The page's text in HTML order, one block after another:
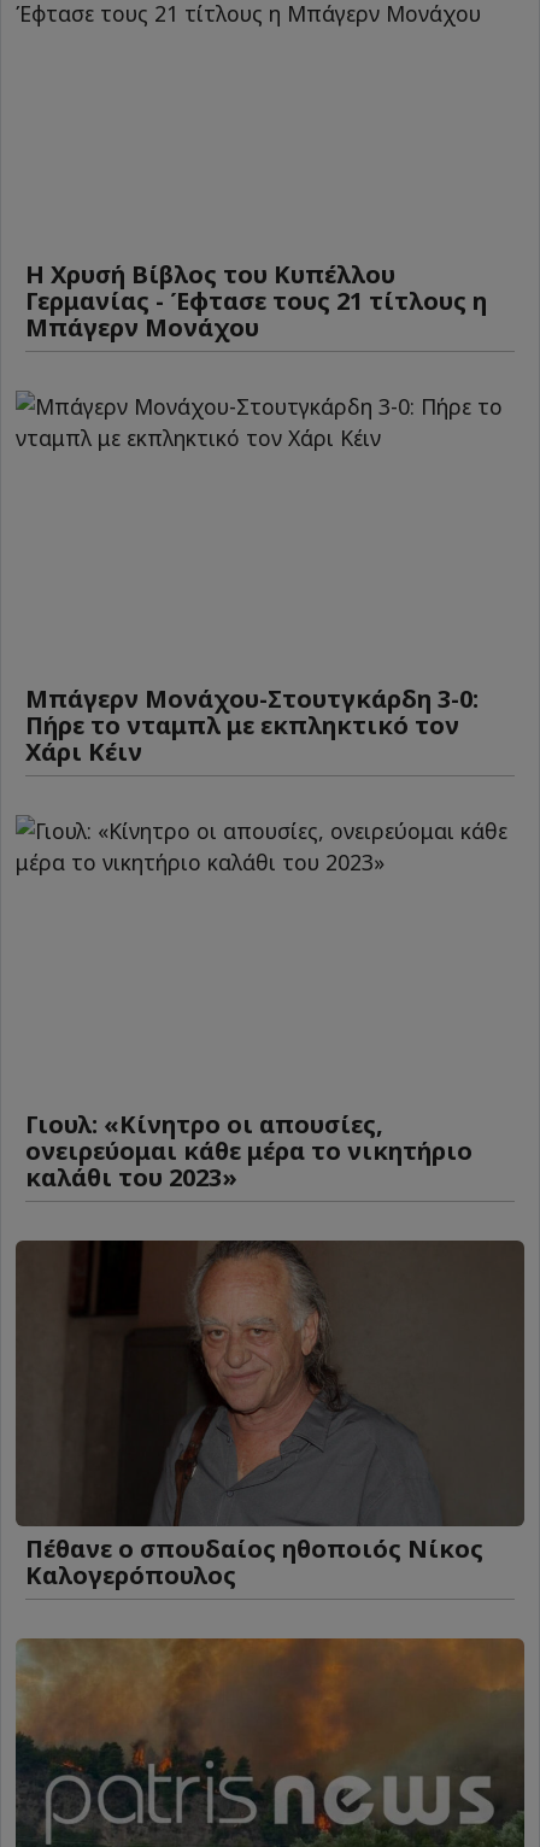
Η Χρυσή Βίβλος του Κυπέλλου
Γερμανίας - Έφτασε τους 21 τίτλους η
Μπάγερν Μονάχου
Μπάγερν Μονάχου-Στουτγκάρδη 3-0:
Πήρε το νταμπλ με εκπληκτικό τον
Χάρι Κέιν
Γιουλ: «Κίνητρο οι απουσίες,
ονειρεύομαι κάθε μέρα το νικητήριο
καλάθι του 2023»
Πέθανε ο σπουδαίος ηθοποιός Νίκος
Καλογερόπουλος